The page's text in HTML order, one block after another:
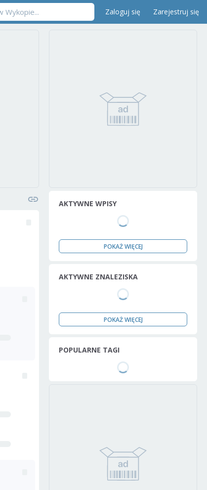
Zaloguj się Zarejestruj się
AKTYWNE WPISY
POKAŻ WIĘCEJ
AKTYWNE ZNALEZISKA
POKAŻ WIĘCEJ
POPULARNE TAGI